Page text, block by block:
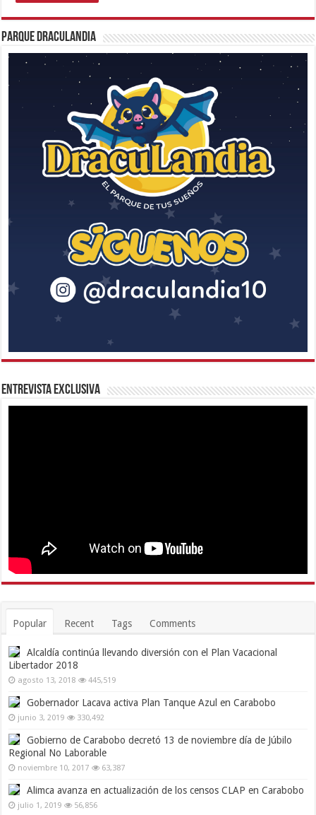
Parque Draculandia
Entrevista Exclusiva
Popular Recent Tags Comments
Alcaldía continúa llevando diversión con el Plan Vacacional
Libertador 2018
agosto 13, 2018 445,519
Gobernador Lacava activa Plan Tanque Azul en Carabobo
junio 3, 2019 330,492
Gobierno de Carabobo decretó 13 de noviembre día de Júbilo
Regional No Laborable
noviembre 10, 2017 63,387
Alimca avanza en actualización de los censos CLAP en Carabobo
julio 1, 2019 56,856